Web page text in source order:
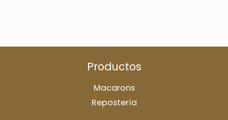
Productos
Macarons
Repostería